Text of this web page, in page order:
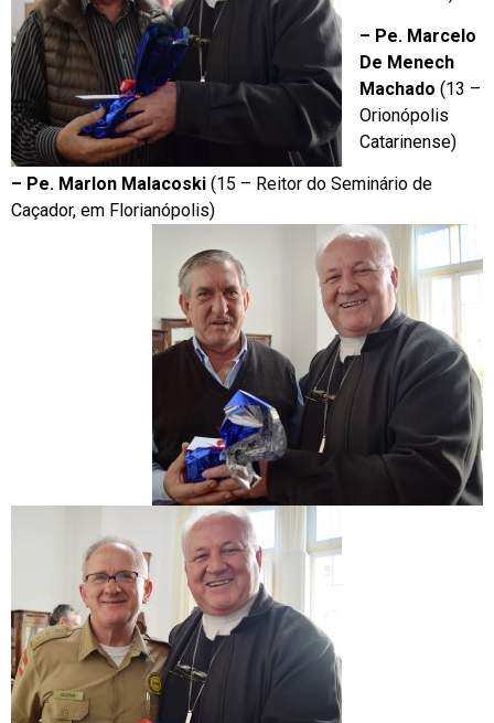
– Pe. Marcelo
De Menech
Machado (13 –
Orionópolis
Catarinense)
– Pe. Marlon Malacoski (15 – Reitor do Seminário de
Caçador, em Florianópolis)